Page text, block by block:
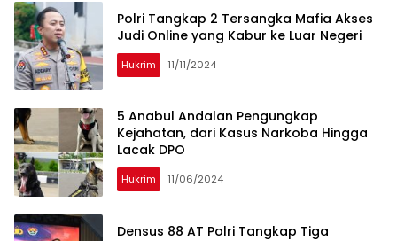
Polri Tangkap 2 Tersangka Mafia Akses
Judi Online yang Kabur ke Luar Negeri
Hukrim 11/11/2024
5 Anabul Andalan Pengungkap
Kejahatan, dari Kasus Narkoba Hingga
Lacak DPO
Hukrim 11/06/2024
Densus 88 AT Polri Tangkap Tiga